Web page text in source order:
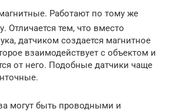
Работают по тому же
Отличается тем, что вместо
датчиком создается магнитное
взаимодействует с объектом и
от него. Подобные датчики чаще
могут быть проводными и